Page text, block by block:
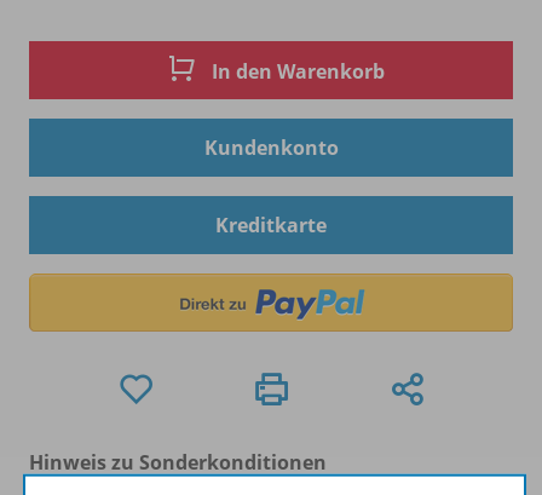
In den Warenkorb
Kundenkonto
Kreditkarte
Hinweis zu Sonderkonditionen